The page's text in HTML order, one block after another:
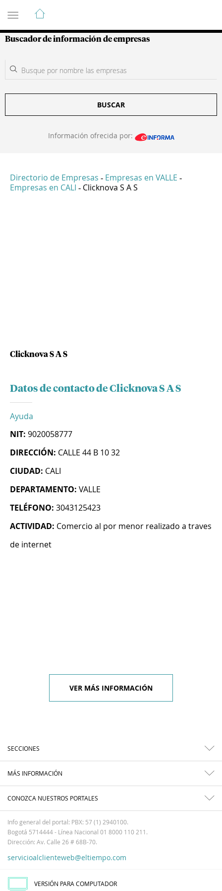
Guía de Empresas Colombianas
Buscador de información de empresas
BUSCAR
Información ofrecida por:
Directorio de Empresas - Empresas en VALLE -
Empresas en CALI - Clicknova S A S
Clicknova S A S
Datos de contacto de Clicknova S A S
Ayuda
NIT: 9020058777
DIRECCIÓN: CALLE 44 B 10 32
CIUDAD: CALI
DEPARTAMENTO: VALLE
TELÉFONO: 3043125423
ACTIVIDAD: Comercio al por menor realizado a traves
de internet
VER MÁS INFORMACIÓN
SECCIONES
MÁS INFORMACIÓN
CONOZCA NUESTROS PORTALES
Info general del portal: PBX: 57 (1) 2940100.
Bogotá 5714444 - Línea Nacional 01 8000 110 211.
Dirección: Av. Calle 26 # 68B-70.
servicioalclienteweb@eltiempo.com
VERSIÓN PARA COMPUTADOR